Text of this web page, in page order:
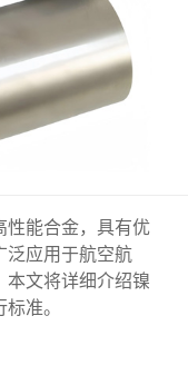
性能合金，具有优
泛应用于航空航
本文将详细介绍镍
准。